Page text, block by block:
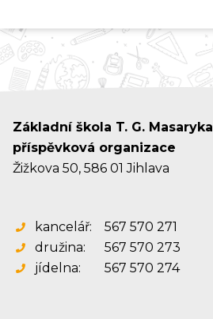
Základní škola T. G. Masaryka
příspěvková organizace
Žižkova 50, 586 01 Jihlava
kancelář:
567 570 271
družina:
567 570 273
jídelna:
567 570 274